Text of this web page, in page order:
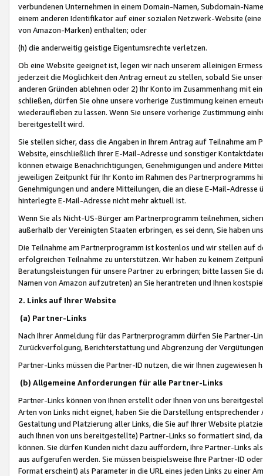
verbundenen Unternehmen in einem Domain-Namen, Subdomain-
einem anderen Identifikator auf einer sozialen Netzwerk-Website
von Amazon-Marken) enthalten; oder
(h) die anderweitig geistige Eigentumsrechte verletzen.
Ob eine Website geeignet ist, legen wir nach unserem alleinigen
jederzeit die Möglichkeit den Antrag erneut zu stellen, sobald Sie
anderen Gründen ablehnen oder 2) Ihr Konto im Zusammenhang mit
schließen, dürfen Sie ohne unsere vorherige Zustimmung keinen
wiederaufleben zu lassen. Wenn Sie unsere vorherige Zustimmung
bereitgestellt wird.
Sie stellen sicher, dass die Angaben in Ihrem Antrag auf Teilnahme
Website, einschließlich Ihrer E-Mail-Adresse und sonstiger
können etwaige Benachrichtigungen, Genehmigungen und andere
jeweiligen Zeitpunkt für Ihr Konto im Rahmen des Partnerprogramms
Genehmigungen und andere Mitteilungen, die an diese E-Mail-
hinterlegte E-Mail-Adresse nicht mehr aktuell ist.
Wenn Sie als Nicht-US-Bürger am Partnerprogramm teilnehmen,
außerhalb der Vereinigten Staaten erbringen, es sei denn, Sie haben
Die Teilnahme am Partnerprogramm ist kostenlos und wir stellen auf
erfolgreichen Teilnahme zu unterstützen. Wir haben zu keinem
Beratungsleistungen für unsere Partner zu erbringen; bitte lassen Sie
Namen von Amazon aufzutreten) an Sie herantreten und Ihnen
2. Links auf Ihrer Website
(a) Partner-Links
Nach Ihrer Anmeldung für das Partnerprogramm dürfen Sie Partner-
Zurückverfolgung, Berichterstattung und Abgrenzung der
Partner-Links müssen die Partner-ID nutzen, die wir Ihnen zugewiesen
(b) Allgemeine Anforderungen für alle Partner-Links
Partner-Links können von Ihnen erstellt oder Ihnen von uns
Arten von Links nicht eignet, haben Sie die Darstellung
Gestaltung und Platzierung aller Links, die Sie auf Ihrer Website
auch Ihnen von uns bereitgestellte) Partner-Links so formatiert sind,
können. Sie dürfen Kunden nicht dazu auffordern, Ihre Partner-Links
aus aufgerufen werden. Sie müssen beispielsweise Ihre Partner-ID
Format erscheint) als Parameter in die URL eines jeden Links zu einer